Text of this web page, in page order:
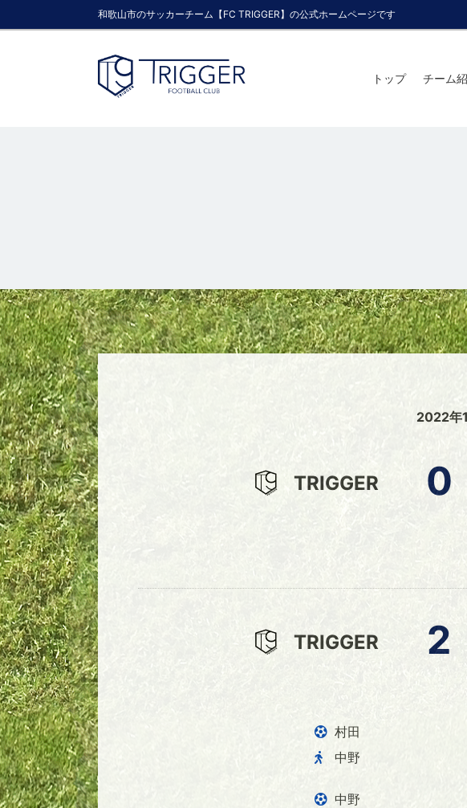
和歌山市のサッカーチーム【FC TRIGGER】の公式ホームページです
トップ チーム
2022年
TRIGGER 0
TRIGGER 2
村田
中野
中野